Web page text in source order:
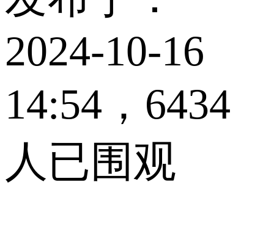
2024-10-16
14:54，6434
人已围观